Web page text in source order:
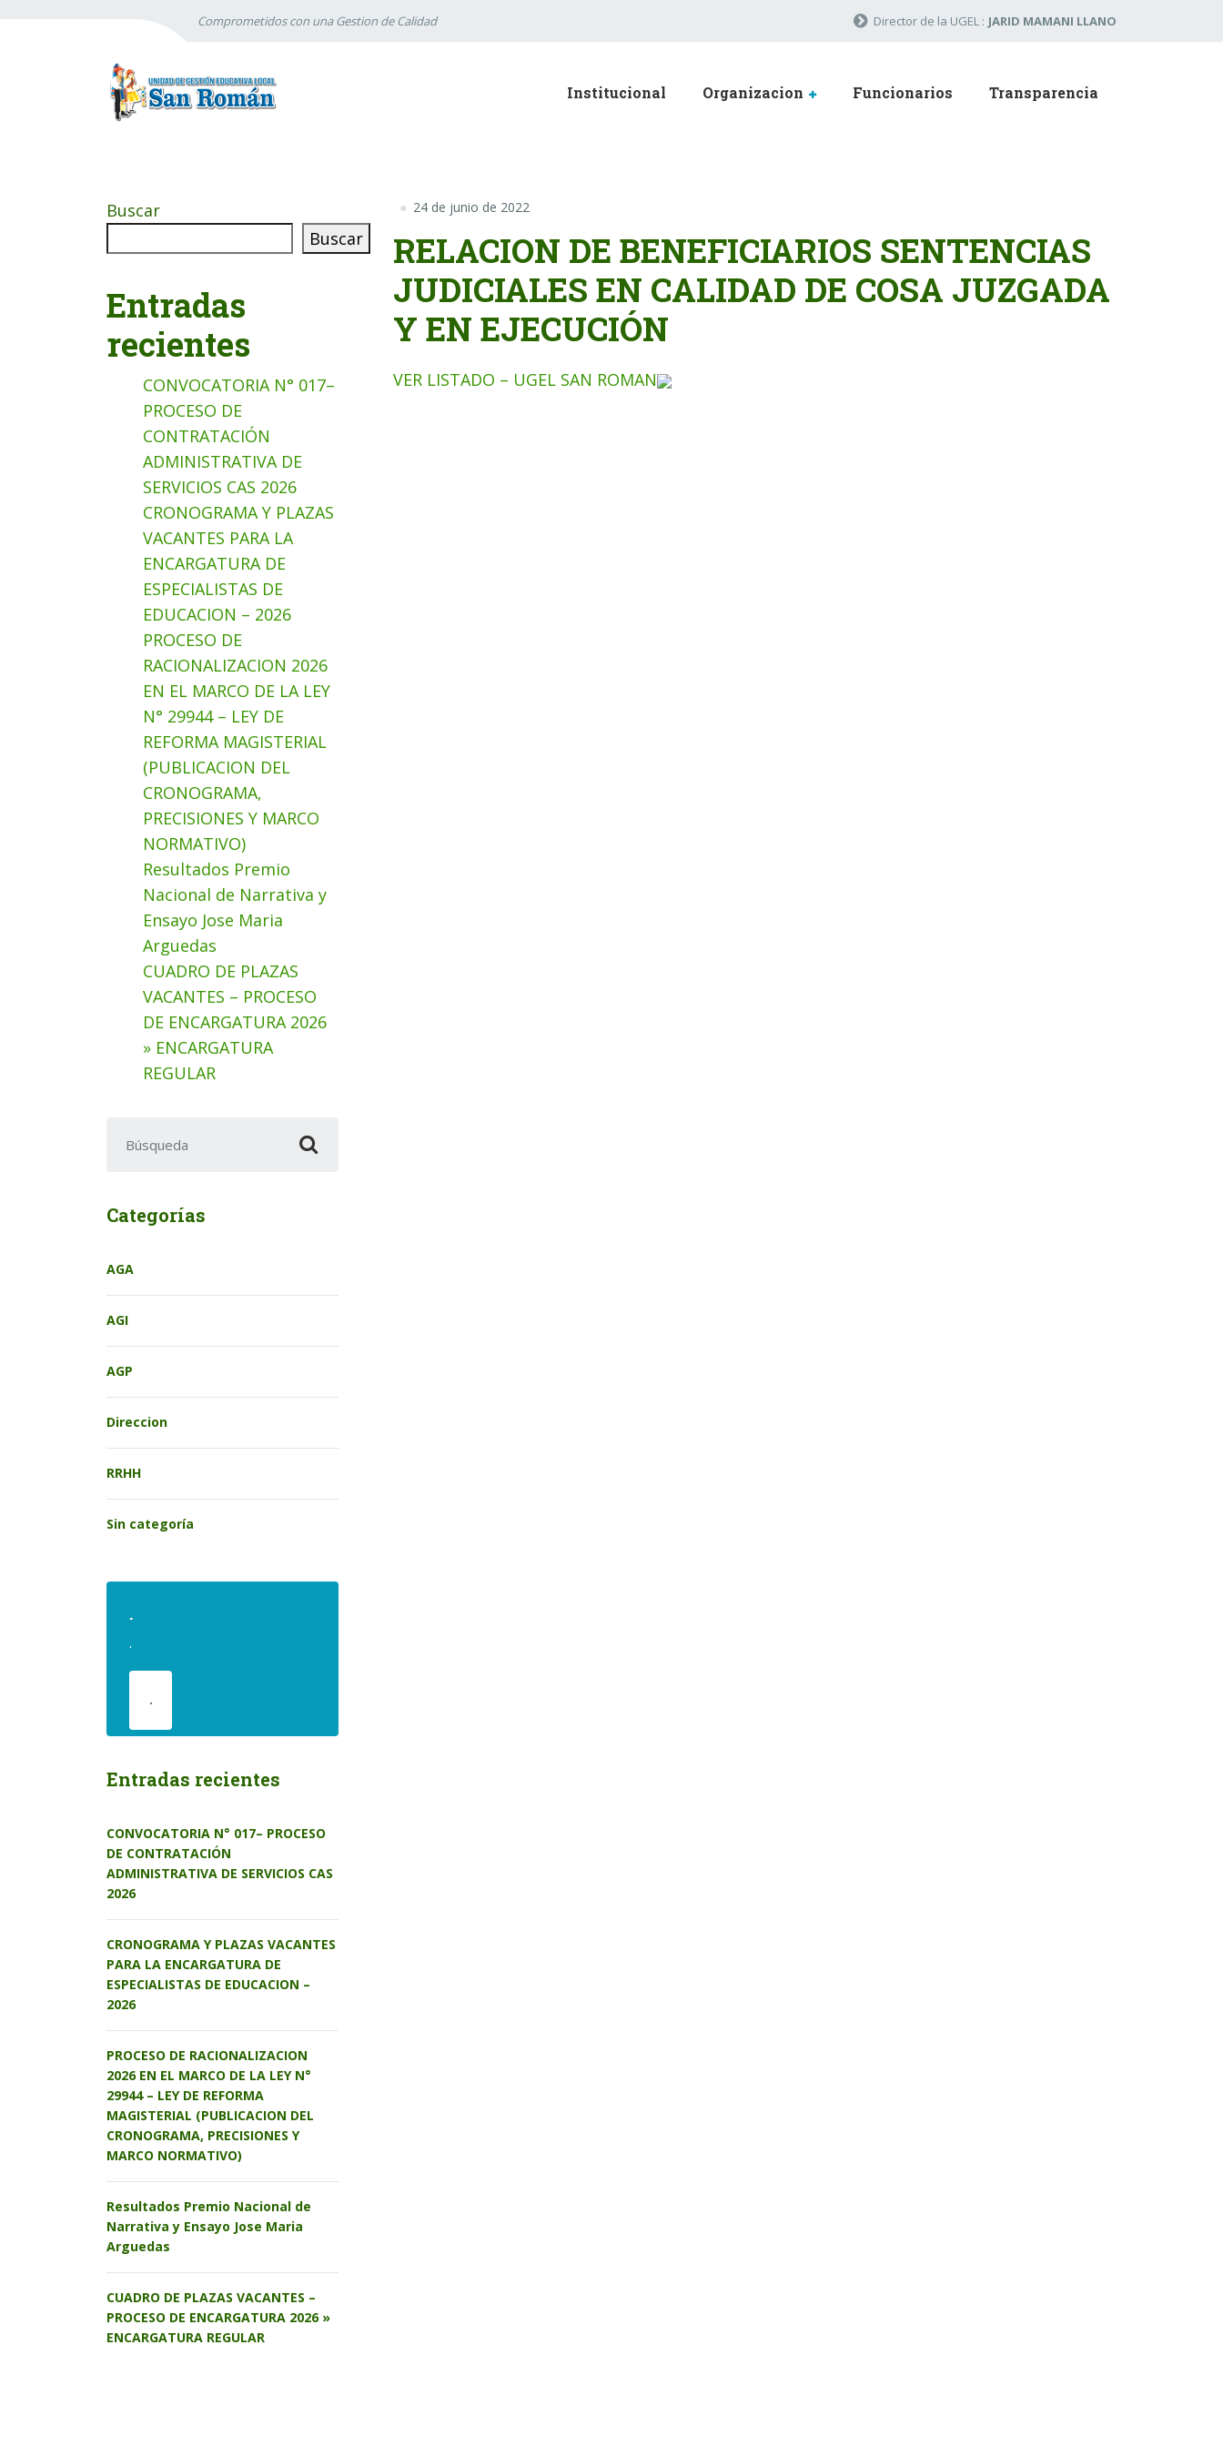
Comprometidos con una Gestion de Calidad Director de la UGEL : JARID MAMANI LLANO
Institucional Organizacion Funcionarios Transparencia
24 de junio de 2022
RELACION DE BENEFICIARIOS SENTENCIAS
JUDICIALES EN CALIDAD DE COSA JUZGADA
Y EN EJECUCIÓN
VER LISTADO – UGEL SAN ROMAN
Buscar
Buscar
Entradas
recientes
CONVOCATORIA N° 017–
PROCESO DE
CONTRATACIÓN
ADMINISTRATIVA DE
SERVICIOS CAS 2026
CRONOGRAMA Y PLAZAS
VACANTES PARA LA
ENCARGATURA DE
ESPECIALISTAS DE
EDUCACION – 2026
PROCESO DE
RACIONALIZACION 2026
EN EL MARCO DE LA LEY
N° 29944 – LEY DE
REFORMA MAGISTERIAL
(PUBLICACION DEL
CRONOGRAMA,
PRECISIONES Y MARCO
NORMATIVO)
Resultados Premio
Nacional de Narrativa y
Ensayo Jose Maria
Arguedas
CUADRO DE PLAZAS
VACANTES – PROCESO
DE ENCARGATURA 2026
» ENCARGATURA
REGULAR
Categorías
AGA
AGI
AGP
Direccion
RRHH
Sin categoría
.
.
.
Entradas recientes
CONVOCATORIA N° 017– PROCESO
DE CONTRATACIÓN
ADMINISTRATIVA DE SERVICIOS CAS
2026
CRONOGRAMA Y PLAZAS VACANTES
PARA LA ENCARGATURA DE
ESPECIALISTAS DE EDUCACION –
2026
PROCESO DE RACIONALIZACION
2026 EN EL MARCO DE LA LEY N°
29944 – LEY DE REFORMA
MAGISTERIAL (PUBLICACION DEL
CRONOGRAMA, PRECISIONES Y
MARCO NORMATIVO)
Resultados Premio Nacional de
Narrativa y Ensayo Jose Maria
Arguedas
CUADRO DE PLAZAS VACANTES –
PROCESO DE ENCARGATURA 2026 »
ENCARGATURA REGULAR